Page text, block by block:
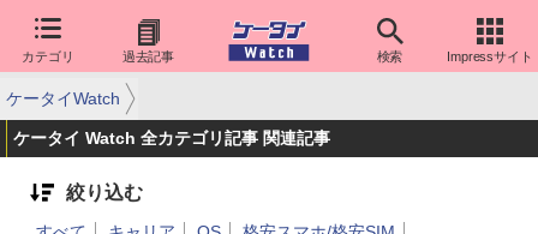
カテゴリ 過去記事 検索 Impressサイト
ケータイWatch
ケータイ Watch 全カテゴリ記事 関連記事
絞り込む